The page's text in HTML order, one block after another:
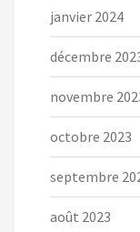
janvier 2024
décembre
novembre
octobre 2023
septembre
août 2023